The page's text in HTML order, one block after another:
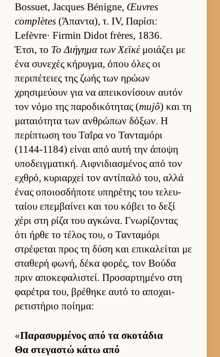
Bossuet, Jacques Bénigne, Œuvres
complètes (Άπαντα), τ. IV, Παρίσι:
Lefèvre· Firmin Didot frères, 1836.
Έτσι, το Το Διήγημα των Χεϊκέμοιάζει με
ένα συνεχές κήρυγ­μα, όπου όλες οι
περιπέτειες της ζωής των ηρώων
χρησιμεύ­ουν για να απει­κονίσουν αυ­τόν
τον νόμο της παροδικότητας (mujô) και τη
ματαιότητα των αν­θρώπων δόξων. Η
περίπτωση του Ταΐρα νο Τανταμόρι
(1144-1184) εί­ναι από αυτή την άποψη
υποδειγ­ματική. Αιφ­νιδια­σμένος από τον
εχθρό, κυριαρ­χεί τον αντίπαλό του, αλλά
ένας οποιοσ­δήποτε υπηρέτης του τελευ­
ταίου επεμ­βαί­νει και του κόβει το δεξί
χέρι στη ρίζα του αγκώνα. Γνωρίζοντας
ότι ήρθε το τέλος του, ο Τανταμόρι
στρέφεται προς τη δύση και επικαλεί­ται με
σταθερή φωνή, δέκα φορές, τον Βούδα
πριν αποκεφαλιστεί. Προσαρ­τημένο στη
φαρέτρα του, βρέθηκε αυτό το αποχαι­
ρετιστήριο ποί­ημα:
«Παρασυρ­μένος από τα σκοτάδια
Θα στεγαστώ κάτω από